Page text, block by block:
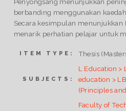
berbanding menggunakan
Secara kesimpulan menunjukkan
menarik perhatian pelajar untuk
ITEM TYPE: Thesis
SUBJECTS:
L Education >
education >
(Principles
Faculty of